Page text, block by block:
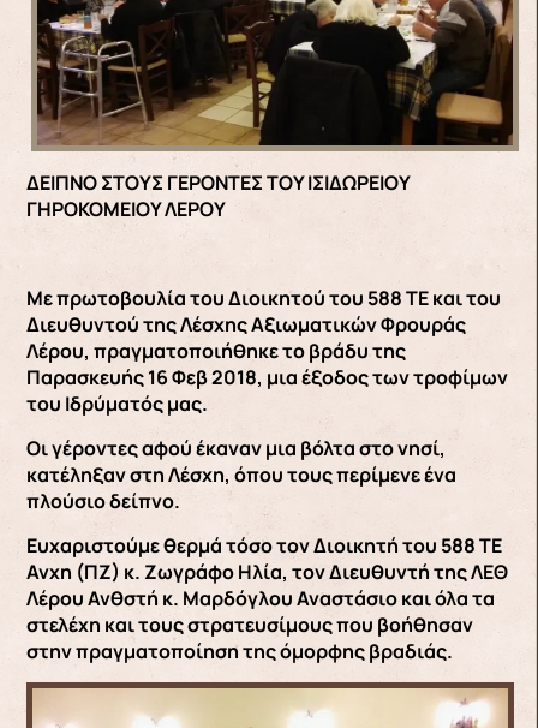
ΔΕΙΠΝΟ ΣΤΟΥΣ ΓΕΡΟΝΤΕΣ ΤΟΥ ΙΣΙΔΩΡΕΙΟΥ
ΓΗΡΟΚΟΜΕΙΟΥ ΛΕΡΟΥ
Με πρωτοβουλία του Διοικητού του 588 ΤΕ και του
Διευθυντού της Λέσχης Αξιωματικών Φρουράς
Λέρου, πραγματοποιήθηκε το βράδυ της
Παρασκευής 16 Φεβ 2018, μια έξοδος των τροφίμων
του Ιδρύματός μας.
Οι γέροντες αφού έκαναν μια βόλτα στο νησί,
κατέληξαν στη Λέσχη, όπου τους περίμενε ένα
πλούσιο δείπνο.
Ευχαριστούμε θερμά τόσο τον Διοικητή του 588 ΤΕ
Ανχη (ΠΖ) κ. Ζωγράφο Ηλία, τον Διευθυντή της ΛΕΘ
Λέρου Ανθστή κ. Μαρδόγλου Αναστάσιο και όλα τα
στελέχη και τους στρατευσίμους που βοήθησαν
στην πραγματοποίηση της όμορφης βραδιάς.